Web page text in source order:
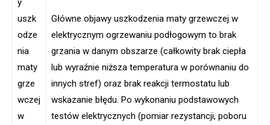
y
uszk
odze
nia
maty
grze
wczej
w
Główne objawy uszkodzenia maty grzewczej w
elektrycznym ogrzewaniu podłogowym to brak
grzania w danym obszarze (całkowity brak ciepła
lub wyraźnie niższa temperatura w porównaniu do
innych stref) oraz brak reakcji termostatu lub
wskazanie błędu. Po wykonaniu podstawowych
testów elektrycznych (pomiar rezystancji, poboru